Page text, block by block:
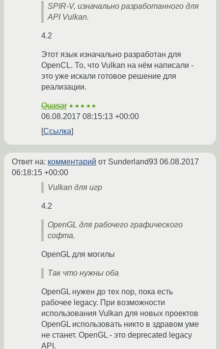
SPIR-V, изначально разработанного для
API Vulkan.
4.2
Этот язык изначально разработан для
OpenCL. То, что Vulkan на нём написали -
это уже искали готовое решение для
реализации.
Quasar ★★★★★
06.08.2017 08:15:13 +00:00
Ссылка
Ответ на: комментарий от Sunderland93 06.08.2017
06:18:15 +00:00
Vulkan для игр
4.2
OpenGL для рабочего графического
софта.
OpenGL для могилы
Так что нужны оба
OpenGL нужен до тех пор, пока есть
рабочее legacy. При возможности
использования Vulkan для новых проектов
OpenGL использовать никто в здравом уме
не станет. OpenGL - это deprecated legacy
API.